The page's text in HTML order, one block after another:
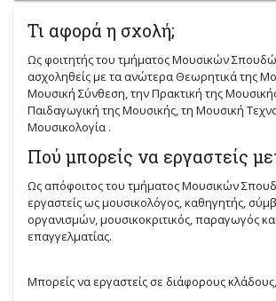
Τι αφορά η σχολή;
Ως φοιτητής του τμήματος Μουσικών
ασχοληθείς με τα ανώτερα Θεωρητικά της
Μουσική Σύνθεση, την Πρακτική της
Παιδαγωγική της Μουσικής, τη Mουσική
Μουσικολογία .
Πού μπορείς να εργαστείς
Ως απόφοιτος του τμήματος Μουσικών
εργαστείς ως μουσικολόγος, καθηγητής,
οργανισμών, μουσικοκριτικός, παραγωγός
επαγγελματίας.
Μπορείς να εργαστείς σε διάφορους